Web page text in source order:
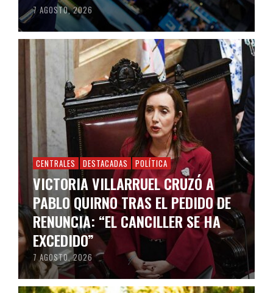
7 AGOSTO, 2026
CENTRALES DESTACADAS POLÍTICA
VICTORIA VILLARRUEL CRUZÓ A
PABLO QUIRNO TRAS EL PEDIDO DE
RENUNCIA: “EL CANCILLER SE HA
EXCEDIDO”
7 AGOSTO, 2026